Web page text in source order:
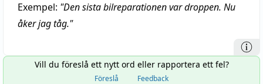
Exempel: "Den sista bilreparationen var droppen. Nu
åker jag tåg."
Vill du föreslå ett nytt ord eller rapportera ett fel?
Föreslå Feedback